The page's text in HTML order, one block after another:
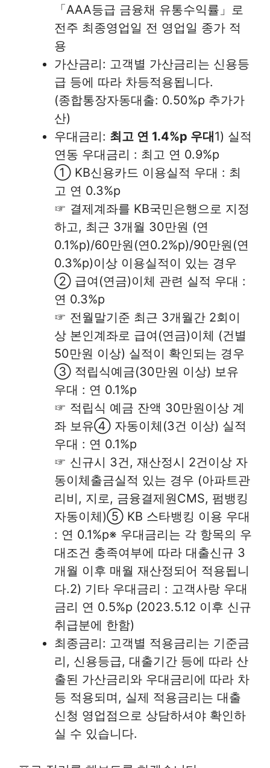
「AAA등급 금융채 유통수익률」로
전주 최종영업일 전 영업일 종가 적
용
가산금리: 고객별 가산금리는 신용등
급 등에 따라 차등적용됩니다.
(종합통장자동대출: 0.50%p 추가가
산)
우대금리: 최고 연 1.4%p 우대1) 실적
연동 우대금리 : 최고 연 0.9%p
① KB신용카드 이용실적 우대 : 최
고 연 0.3%p
☞ 결제계좌를 KB국민은행으로 지정
하고, 최근 3개월 30만원 (연
0.1%p)/60만원(연0.2%p)/90만원(연
0.3%p)이상 이용실적이 있는 경우
② 급여(연금)이체 관련 실적 우대 :
연 0.3%p
☞ 전월말기준 최근 3개월간 2회이
상 본인계좌로 급여(연금)이체 (건별
50만원 이상) 실적이 확인되는 경우
③ 적립식예금(30만원 이상) 보유
우대 : 연 0.1%p
☞ 적립식 예금 잔액 30만원이상 계
좌 보유④ 자동이체(3건 이상) 실적
우대 : 연 0.1%p
☞ 신규시 3건, 재산정시 2건이상 자
동이체출금실적 있는 경우 (아파트관
리비, 지로, 금융결제원CMS, 펌뱅킹
자동이체)⑤ KB 스타뱅킹 이용 우대
: 연 0.1%p※ 우대금리는 각 항목의 우
대조건 충족여부에 따라 대출신규 3
개월 이후 매월 재산정되어 적용됩니
다.2) 기타 우대금리 : 고객사랑 우대
금리 연 0.5%p (2023.5.12 이후 신규
취급분에 한함)
최종금리: 고객별 적용금리는 기준금
리, 신용등급, 대출기간 등에 따라 산
출된 가산금리와 우대금리에 따라 차
등 적용되며, 실제 적용금리는 대출
신청 영업점으로 상담하셔야 확인하
실 수 있습니다.